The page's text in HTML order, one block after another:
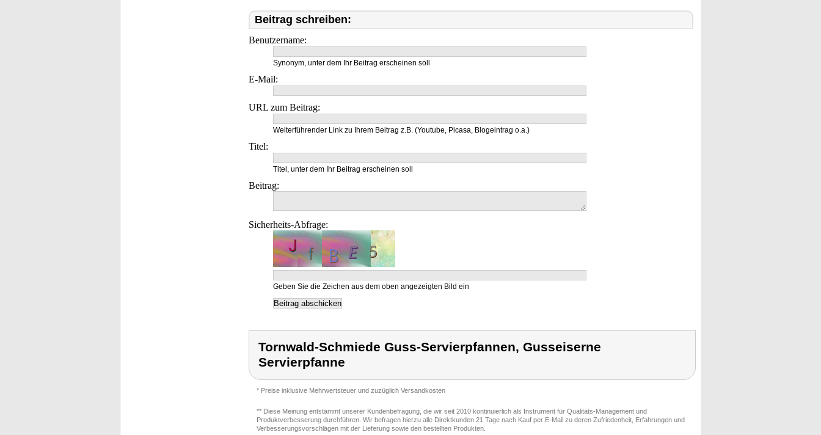
Beitrag schreiben:
Benutzername:
Synonym, unter dem Ihr Beitrag erscheinen soll
E-Mail:
URL zum Beitrag:
Weiterführender Link zu Ihrem Beitrag z.B. (Youtube, Picasa, Blogeintrag o.a.)
Titel:
Titel, unter dem Ihr Beitrag erscheinen soll
Beitrag:
Sicherheits-Abfrage:
Geben Sie die Zeichen aus dem oben angezeigten Bild ein
Tornwald-Schmiede Guss-Servierpfannen, Gusseiserne
Servierpfanne
* Preise inklusive Mehrwertsteuer und zuzüglich Versandkosten
** Diese Meinung entstammt unserer Kundenbefragung, die wir seit 2010 kontinuierlich als Instrument für Qualitäts-Management und
Produktverbesserung durchführen. Wir befragen hierzu alle Direktkunden 21 Tage nach Kauf per E-Mail zu deren Zufriedenheit, Erfahrungen und
Verbesserungsvorschlägen mit der Lieferung sowie den bestellten Produkten.